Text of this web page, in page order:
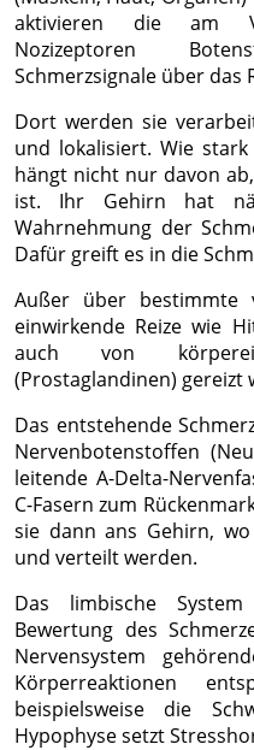
aktivieren die am
Nozizeptoren
Schmerzsignale über das
Dort werden sie
und lokalisiert. Wie
hängt nicht nur davon
ist. Ihr Gehirn hat
Wahrnehmung der
Dafür greift es in die
Außer über
einwirkende Reize wie
auch von
(Prostaglandinen) gereizt
Das entstehende
Nervenbotenstoffen
leitende A-Delta-
C-Fasern zum
sie dann ans Gehirn,
und verteilt werden.
Das limbische
Bewertung des
Nervensystem
Körperreaktionen
beispielsweise die
Hypophyse setzt